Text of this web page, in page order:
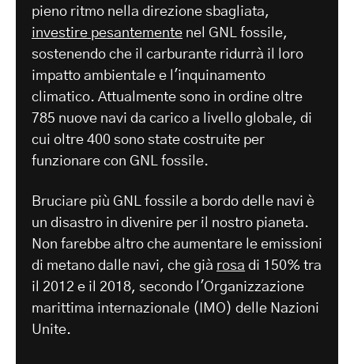
pieno ritmo nella direzione sbagliata,
investire pesantemente nel GNL fossile,
sostenendo che il carburante ridurrà il loro
impatto ambientale e l'inquinamento
climatico. Attualmente sono in ordine oltre
785 nuove navi da carico a livello globale, di
cui oltre 400 sono state costruite per
funzionare con GNL fossile.
Bruciare più GNL fossile a bordo delle navi è
un disastro in divenire per il nostro pianeta.
Non farebbe altro che aumentare le emissioni
di metano dalle navi, che già rosa di 150% tra
il 2012 e il 2018, secondo l'Organizzazione
marittima internazionale (IMO) delle Nazioni
Unite.